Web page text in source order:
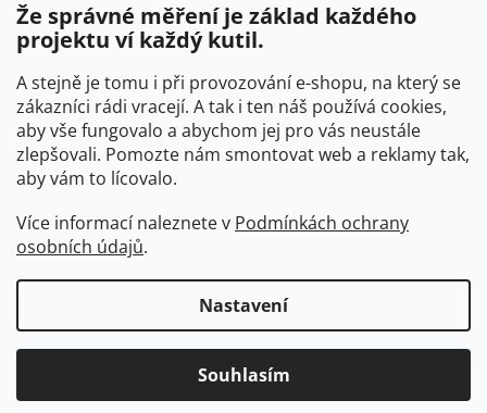
Že správné měření je základ každého
projektu ví každý kutil.
A stejně je tomu i při provozování e-shopu, na který se
zákazníci rádi vracejí. A tak i ten náš používá cookies,
aby vše fungovalo a abychom jej pro vás neustále
zlepšovali. Pomozte nám smontovat web a reklamy tak,
aby vám to lícovalo.
Více informací naleznete v Podmínkách ochrany
osobních údajů.
Nastavení
Souhlasím
Po - Čt
06:00 - 07:00
07:30 - 15:30
Pá
06:00 - 07:00
07:30 - 15:00
So
07:00 - 10:00
Ne
zavřeno
Copyright 2026VTP-tvarovky.cz. Všechna práva vyhrazena.
Upravit nastavení cookies